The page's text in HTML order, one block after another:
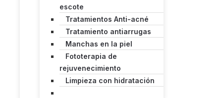
escote
Tratamientos Anti-acné
Tratamiento antiarrugas
Manchas en la piel
Fototerapia de
rejuvenecimiento
Limpieza con hidratación